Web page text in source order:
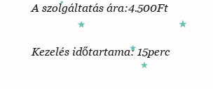
A szolgáltatás ára:4.500Ft
Kezelés időtartama: 15perc